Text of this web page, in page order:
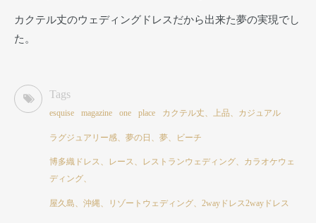
カクテル丈のウェディングドレスだから出来た夢の実現でし
た。
Tags
esquise magazine one place カクテル丈、上品、カジュアル
ラグジュアリー感、夢の日、夢、ビーチ
博多織ドレス、レース、レストランウェディング、カラオケウェ
ディング、
屋久島、沖縄、リゾートウェディング、2wayドレス2wayドレス